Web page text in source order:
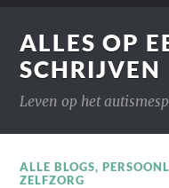
ALLES OP
SCHRIJVEN
Leven op het
ALLE BLOGS,
ZELFZORG